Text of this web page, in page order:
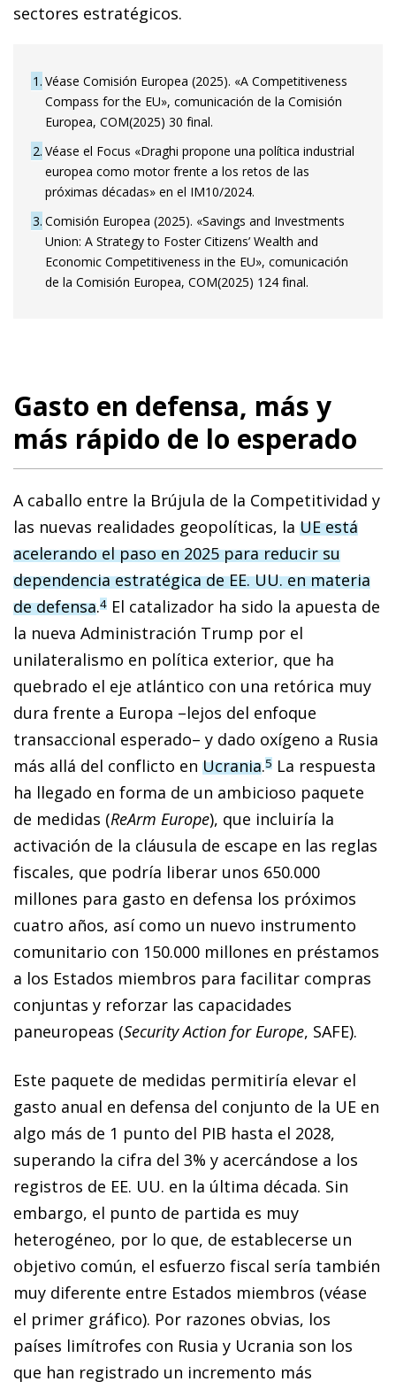
sectores estratégicos.
1 Véase Comisión Europea (2025). «A Competitiveness
Compass for the EU», comunicación de la Comisión
Europea, COM(2025) 30 final.
2 Véase el Focus «Draghi propone una política industrial
europea como motor frente a los retos de las
próximas décadas» en el IM10/2024.
3 Comisión Europea (2025). «Savings and Investments
Union: A Strategy to Foster Citizens’ Wealth and
Economic Competitiveness in the EU», comunicación
de la Comisión Europea, COM(2025) 124 final.
Gasto en defensa, más y
más rápido de lo esperado
A caballo entre la Brújula de la Competitividad y
las nuevas realidades geopolíticas, la UE está
acelerando el paso en 2025 para reducir su
dependencia estratégica de EE. UU. en materia
de defensa.4 El catalizador ha sido la apuesta de
la nueva Administración Trump por el
unilateralismo en política exterior, que ha
quebrado el eje atlántico con una retórica muy
dura frente a Europa –lejos del enfoque
transaccional esperado– y dado oxígeno a Rusia
más allá del conflicto en Ucrania.5 La respuesta
ha llegado en forma de un ambicioso paquete
de medidas (ReArm Europe), que incluiría la
activación de la cláusula de escape en las reglas
fiscales, que podría liberar unos 650.000
millones para gasto en defensa los próximos
cuatro años, así como un nuevo instrumento
comunitario con 150.000 millones en préstamos
a los Estados miembros para facilitar compras
conjuntas y reforzar las capacidades
paneuropeas (Security Action for Europe, SAFE).
Este paquete de medidas permitiría elevar el
gasto anual en defensa del conjunto de la UE en
algo más de 1 punto del PIB hasta el 2028,
superando la cifra del 3% y acercándose a los
registros de EE. UU. en la última década. Sin
embargo, el punto de partida es muy
heterogéneo, por lo que, de establecerse un
objetivo común, el esfuerzo fiscal sería también
muy diferente entre Estados miembros (véase
el primer gráfico). Por razones obvias, los
países li­­mí­­trofes con Rusia y Ucrania son los
que han registrado un incremento más